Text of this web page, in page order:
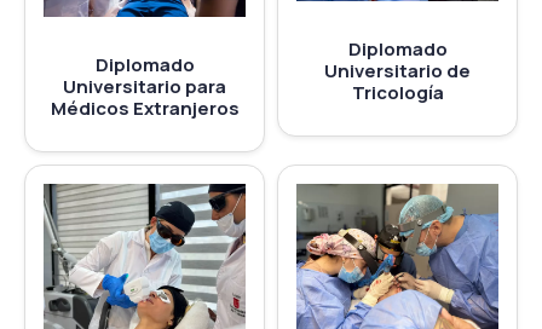
Diplomado
Universitario para
Médicos Extranjeros
Diplomado
Universitario de
Tricología